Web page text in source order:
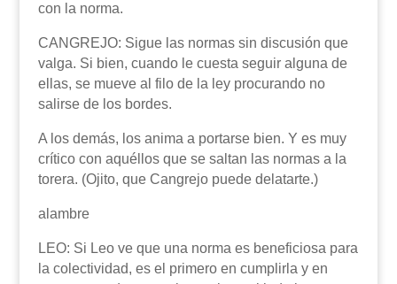
con la norma.
CANGREJO: Sigue las normas sin discusión que
valga. Si bien, cuando le cuesta seguir alguna de
ellas, se mueve al filo de la ley procurando no
salirse de los bordes.
A los demás, los anima a portarse bien. Y es muy
crítico con aquéllos que se saltan las normas a la
torera. (Ojito, que Cangrejo puede delatarte.)
alambre
LEO: Si Leo ve que una norma es beneficiosa para
la colectividad, es el primero en cumplirla y en